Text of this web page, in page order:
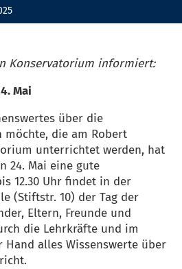
Konservatorium informiert:
Mai
über die
die am Robert
unterrichtet werden, hat
24. Mai eine gute
12.30 Uhr findet in der
(Stiftstr. 10) der Tag der
Eltern, Freunde und
die Lehrkräfte und im
Hand alles Wissenswerte über